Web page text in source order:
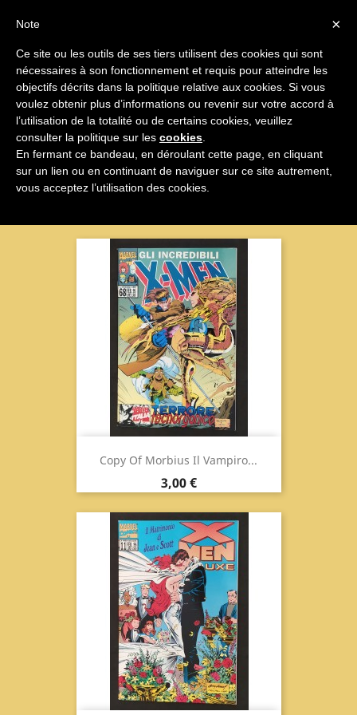


X-Men
Nom, A à Z 
Copy Of Morbius Il Vampiro...
Prix
3,00 €
×
Note
Ce site ou les outils de ses tiers utilisent des cookies qui sont
nécessaires à son fonctionnement et requis pour atteindre les
objectifs décrits dans la politique relative aux cookies. Si vous
voulez obtenir plus d’informations ou revenir sur votre accord à
l’utilisation de la totalité ou de certains cookies, veuillez
consulter la politique sur les cookies
En fermant ce bandeau, en déroulant cette page, en cliquant
sur un lien ou en continuant de naviguer sur ce site autrement,
vous acceptez l’utilisation des cookies.